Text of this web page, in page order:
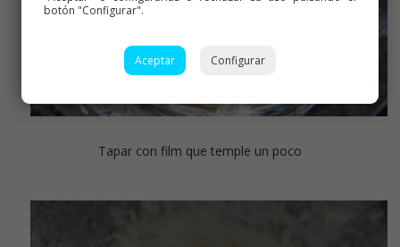
Tapar con film que temple un poco
botón "Configurar".
Aceptar Configurar